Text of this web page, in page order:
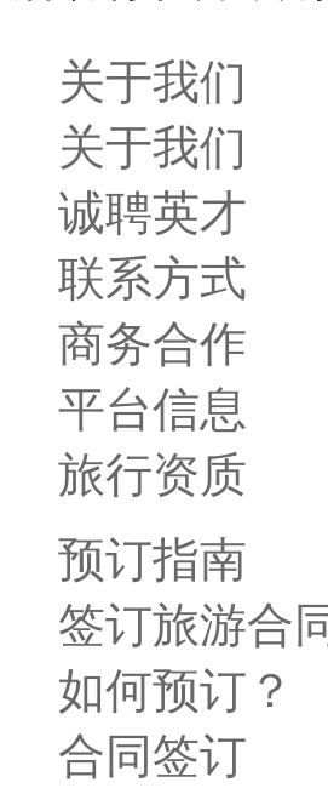
关于我们
关于我们
诚聘英才
联系方式
商务合作
平台信息
旅行资质
预订指南
签订旅游合
如何预订？
合同签订